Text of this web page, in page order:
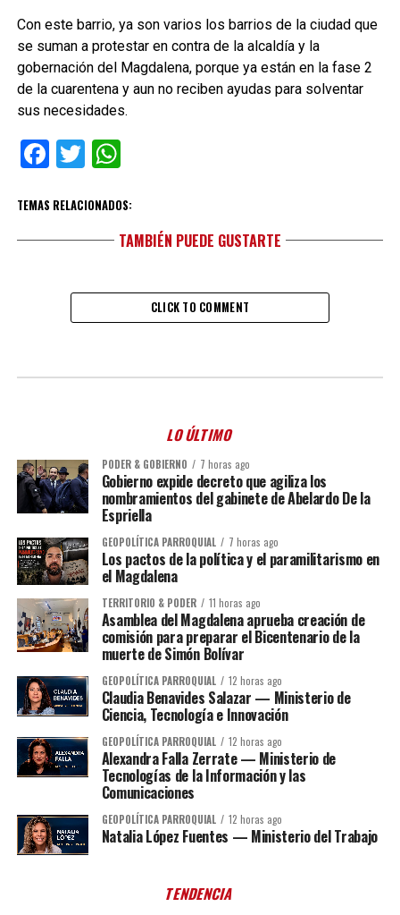
Con este barrio, ya son varios los barrios de la ciudad que
se suman a protestar en contra de la alcaldía y la
gobernación del Magdalena, porque ya están en la fase 2
de la cuarentena y aun no reciben ayudas para solventar
sus necesidades.
Facebook
TwitterWhatsApp
TEMAS RELACIONADOS:
TAMBIÉN PUEDE GUSTARTE
CLICK TO COMMENT
LO ÚLTIMO
PODER & GOBIERNO 7 horas ago
Gobierno expide decreto que agiliza los
nombramientos del gabinete de Abelardo De la
Espriella
GEOPOLÍTICA PARROQUIAL 7 horas ago
Los pactos de la política y el paramilitarismo en
el Magdalena
TERRITORIO & PODER 11 horas ago
Asamblea del Magdalena aprueba creación de
comisión para preparar el Bicentenario de la
muerte de Simón Bolívar
GEOPOLÍTICA PARROQUIAL 12 horas ago
Claudia Benavides Salazar — Ministerio de
Ciencia, Tecnología e Innovación
GEOPOLÍTICA PARROQUIAL 12 horas ago
Alexandra Falla Zerrate — Ministerio de
Tecnologías de la Información y las
Comunicaciones
GEOPOLÍTICA PARROQUIAL 12 horas ago
Natalia López Fuentes — Ministerio del Trabajo
TENDENCIA